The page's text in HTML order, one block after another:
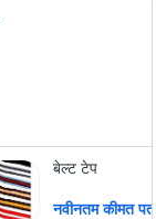
बेल्ट टेप
नवीनतम कीमत